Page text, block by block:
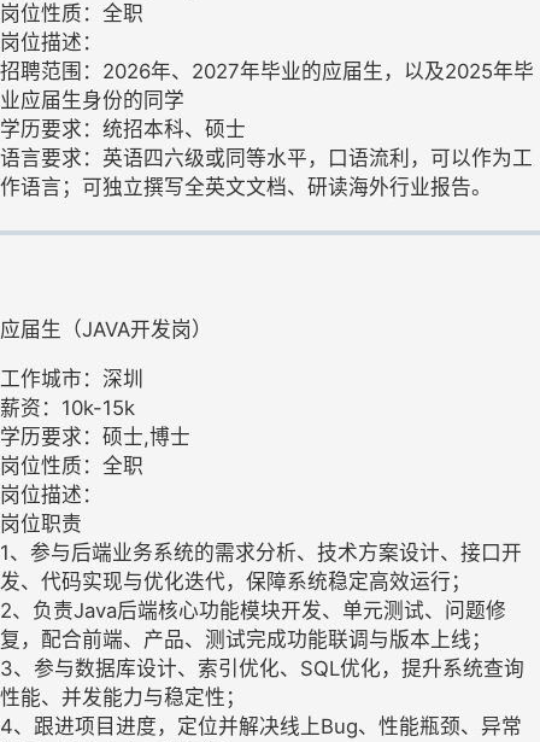
岗位性质：全职
岗位描述：
招聘范围：2026年、2027年毕业的应届生，以及2025年毕
业应届生身份的同学
学历要求：统招本科、硕士
语言要求：英语四六级或同等水平，口语流利，可以作为工
作语言；可独立撰写全英文文档、研读海外行业报告。
应届生（JAVA开发岗）
工作城市：深圳
薪资：10k-15k
学历要求：硕士,博士
岗位性质：全职
岗位描述：
岗位职责
1、参与后端业务系统的需求分析、技术方案设计、接口开
发、代码实现与优化迭代，保障系统稳定高效运行；
2、负责Java后端核心功能模块开发、单元测试、问题修
复，配合前端、产品、测试完成功能联调与版本上线；
3、参与数据库设计、索引优化、SQL优化，提升系统查询
性能、并发能力与稳定性；
4、跟进项目进度，定位并解决线上Bug、性能瓶颈、异常